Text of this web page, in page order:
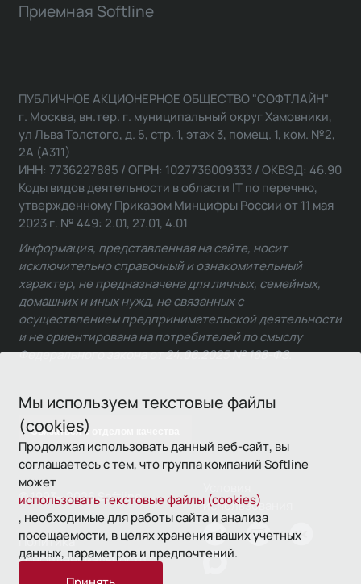
Мы используем текстовые файлы
(cookies)
Продолжая использовать данный веб-сайт, вы
соглашаетесь с тем, что группа компаний Softline
может
использовать текстовые файлы (cookies)
, необходимые для работы сайта и анализа
посещаемости, в целях хранения ваших учетных
данных, параметров и предпочтений.
Приемная Softline
Связаться с отделом качества
ПУБЛИЧНОЕ АКЦИОНЕРНОЕ ОБЩЕСТВО "СОФТЛАЙН"
г. Москва, вн.тер. г. муниципальный округ Хамовники,
ул Льва Толстого, д. 5, стр. 1, этаж 3, помещ. 1, ком. №2,
2А (А311)
ИНН: 7736227885 / ОГРН: 1027736009333 / ОКВЭД: 46.90
Коды видов деятельности в области IT по перечню,
утвержденному Приказом Минцифры России от 11 мая
2023 г. № 449: 2.01, 27.01, 4.01
Информация, представленная на сайте, носит
исключительно справочный и ознакомительный
характер, не предназначена для личных, семейных,
домашних и иных нужд, не связанных с
осуществлением предпринимательской деятельности
и не ориентирована на потребителей по смыслу
Федерального закона от 24.06.2025 № 168-ФЗ.
© 1993—2026 Softline
использования
Политика
конфиденциальности